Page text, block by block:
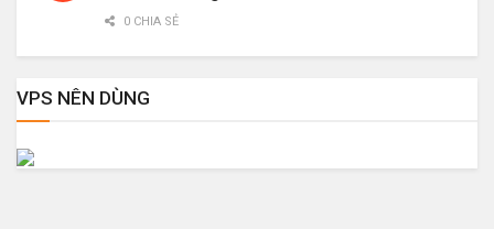
0 CHIA SẺ
VPS NÊN DÙNG